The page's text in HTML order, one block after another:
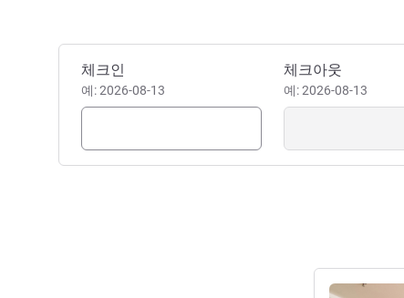
이 호텔 예약하기
체크인
예: 2026-08-13
체크아웃
예: 2026-08-13
세부 정보 보기